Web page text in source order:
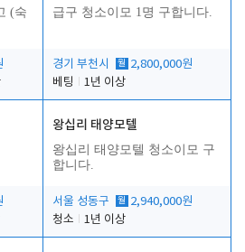
(숙
급구 청소이모 1명 구합니다.
경기 부천시 월 2,800,000원
베팅
1년 이상
왕십리 태양모텔
왕십리 태양모텔 청소이모 구
합니다.
서울 성동구 월 2,940,000원
청소
1년 이상